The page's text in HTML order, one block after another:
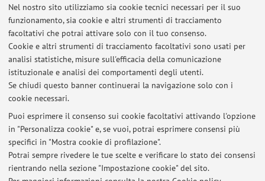
Nel nostro sito utilizziamo sia cookie tecnici necessari per il suo
funzionamento, sia cookie e altri strumenti di tracciamento
facoltativi che potrai attivare solo con il tuo consenso.
Cookie e altri strumenti di tracciamento facoltativi sono usati per
analisi statistiche, misure sull'efficacia della comunicazione
istituzionale e analisi dei comportamenti degli utenti.
Se chiudi questo banner continuerai la navigazione solo con i
cookie necessari.
Puoi esprimere il consenso sui cookie facoltativi attivando l'opzione
in "Personalizza cookie" e, se vuoi, potrai esprimere consensi più
specifici in "Mostra cookie di profilazione".
Potrai sempre rivedere le tue scelte e verificare lo stato dei consensi
rientrando nella sezione "Impostazione cookie" del sito.
Svezia
Descrizione:
Collaborazione su nutrizione, attività fisica e malattie
metaboliche
Ultimi avvisi
Tirocinio formativo per tesi di laurea
Pubblicato il: 16 marzo 2020